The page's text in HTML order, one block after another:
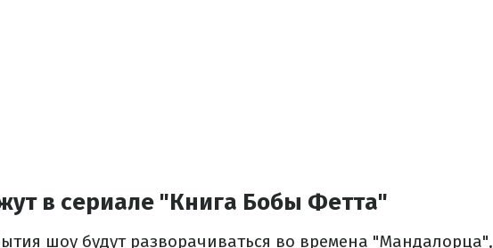
в сериале "Книга Бобы Фетта"
шоу будут разворачиваться во времена "Мандалорца",